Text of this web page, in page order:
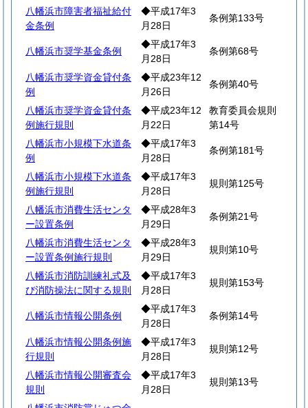
八幡浜市障害者福祉給付
金条例
◆平成17年3
月28日
条例第133号
八幡浜市奨学基金条例
◆平成17年3
月28日
条例第68号
八幡浜市奨学資金貸付条
例
◆平成23年12
月26日
条例第40号
八幡浜市奨学資金貸付条
例施行規則
◆平成23年12
月22日
教育委員会規則
第14号
八幡浜市小規模下水道条
例
◆平成17年3
月28日
条例第181号
八幡浜市小規模下水道条
例施行規則
◆平成17年3
月28日
規則第125号
八幡浜市消費生活センタ
ー設置条例
◆平成28年3
月29日
条例第21号
八幡浜市消費生活センタ
ー設置条例施行規則
◆平成28年3
月29日
規則第10号
八幡浜市消防訓練礼式及
び消防操法に関する規則
◆平成17年3
月28日
規則第153号
八幡浜市情報公開条例
◆平成17年3
月28日
条例第14号
八幡浜市情報公開条例施
行規則
◆平成17年3
月28日
規則第12号
八幡浜市情報公開審査会
規則
◆平成17年3
月28日
規則第13号